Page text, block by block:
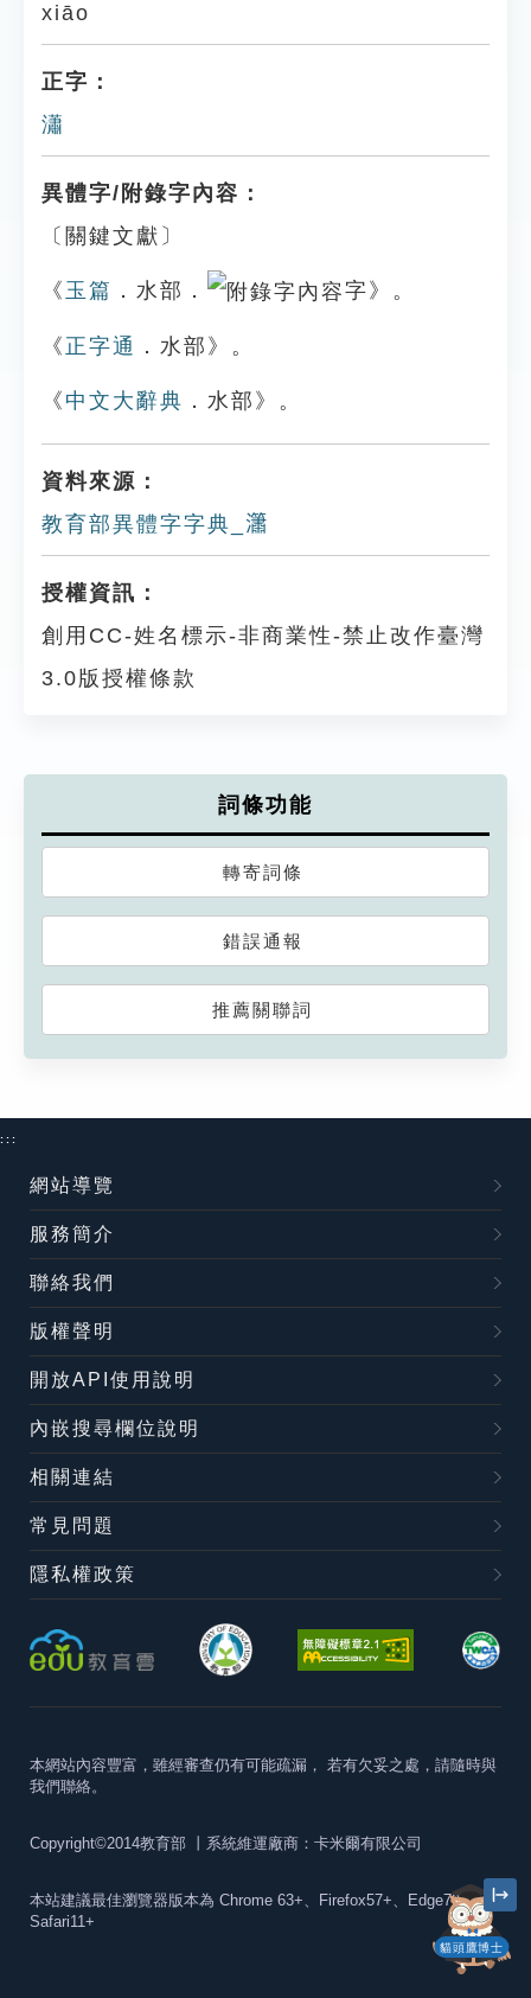
xiāo
正字：
瀟
異體字/附錄字內容：
〔關鍵文獻〕
《 玉篇 ．水部． 字》。
《 正字通 ．水部》。
《 中文大辭典 ．水部》。
資料來源：
教育部異體字字典_𤄙
授權資訊：
創用CC-姓名標示-非商業性-禁止改作臺灣
3.0版授權條款
詞條功能
轉寄詞條
錯誤通報
推薦關聯詞
貓頭鷹博士
:::
網站導覽
服務簡介
聯絡我們
版權聲明
開放API使用說明
內嵌搜尋欄位說明
相關連結
常見問題
隱私權政策
本網站內容豐富，雖經審查仍有可能疏漏， 若有欠妥之處，請隨時與
我們聯絡。
Copyright©2014教育部 丨系統維運廠商：卡米爾有限公司
本站建議最佳瀏覽器版本為 Chrome 63+、Firefox57+、Edge79+及
Safari11+